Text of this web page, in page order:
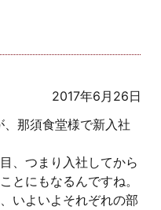
2017年6月26日
那須食堂様で新入社
、つまり入社してから
とにもなるんですね。
いよいよそれぞれの部